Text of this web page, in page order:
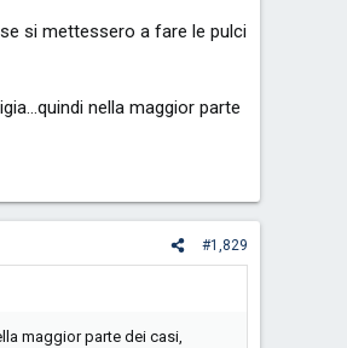
si mettessero a fare le pulci
nella maggior parte
#1,829
maggior parte dei casi,